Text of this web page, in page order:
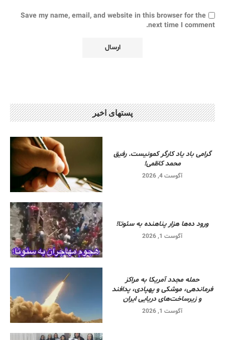
Save my name, email, and website in this browser for the
next time I comment.
پستهای اخیر
گرامی باد یاد کارگر کمونیست. رفیق
محمد کاظمی!
آگوست 4, 2026
ورود ده‌ها هزار پناهنده به سئوتا!
آگوست 1, 2026
حمله مجدد آمریکا به مراکز
فرماندهی، موشکی و پهپادی، پدافند
و زیرساخت‌های دریایی ایران
آگوست 1, 2026